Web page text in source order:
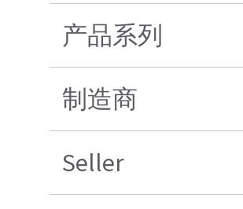
产品系列
制造商
Seller